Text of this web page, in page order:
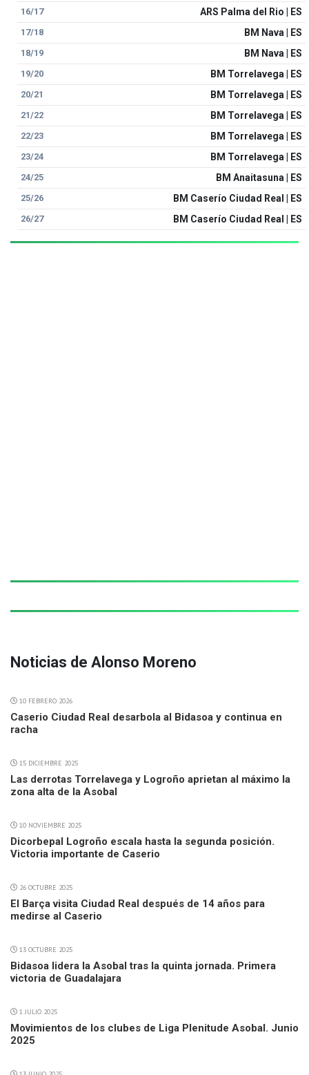
16/17 ARS Palma del Rio | ES
17/18 BM Nava | ES
18/19 BM Nava | ES
19/20 BM Torrelavega | ES
20/21 BM Torrelavega | ES
21/22 BM Torrelavega | ES
22/23 BM Torrelavega | ES
23/24 BM Torrelavega | ES
24/25 BM Anaitasuna | ES
25/26 BM Caserío Ciudad Real | ES
26/27 BM Caserío Ciudad Real | ES
Noticias de Alonso Moreno
10 FEBRERO 2026
Caserio Ciudad Real desarbola al Bidasoa y continua en
racha
15 DICIEMBRE 2025
Las derrotas Torrelavega y Logroño aprietan al máximo la
zona alta de la Asobal
10 NOVIEMBRE 2025
Dicorbepal Logroño escala hasta la segunda posición.
Victoria importante de Caserio
26 OCTUBRE 2025
El Barça visita Ciudad Real después de 14 años para
medirse al Caserio
13 OCTUBRE 2025
Bidasoa lidera la Asobal tras la quinta jornada. Primera
victoria de Guadalajara
1 JULIO 2025
Movimientos de los clubes de Liga Plenitude Asobal. Junio
2025